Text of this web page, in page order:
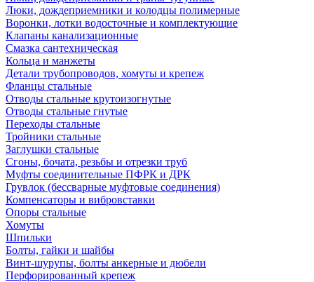
Люки, дождеприемники и колодцы полимерные
Воронки, лотки водосточные и комплектующие
Клапаны канализационные
Смазка сантехническая
Кольца и манжеты
Детали трубопроводов, хомуты и крепеж
Фланцы стальные
Отводы стальные крутоизогнутые
Отводы стальные гнутые
Переходы стальные
Тройники стальные
Заглушки стальные
Сгоны, бочата, резьбы и отрезки труб
Муфты соединительные ПФРК и ДРК
Грувлок (бессварные муфтовые соединения)
Компенсаторы и вибровставки
Опоры стальные
Хомуты
Шпильки
Болты, гайки и шайбы
Винт-шурупы, болты анкерные и дюбели
Перфорированный крепеж